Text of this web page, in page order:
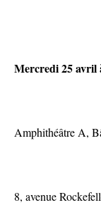
Mercredi 25 avril
Amphithéâtre A,
8, avenue